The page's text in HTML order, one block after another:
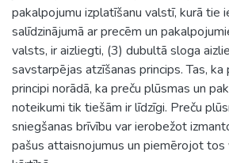
pakalpojumu izplatīšanu valstī, kurā tie
salīdzinājumā ar precēm un
valsts, ir aizliegti, (3) dubultā sloga
savstarpējas atzīšanas princips. Tas,
principi norādā, ka preču plūsmas un
noteikumi tik tiešām ir līdzīgi. Preču
sniegšanas brīvību var ierobežot
pašus attaisnojumus un piemērojot tos